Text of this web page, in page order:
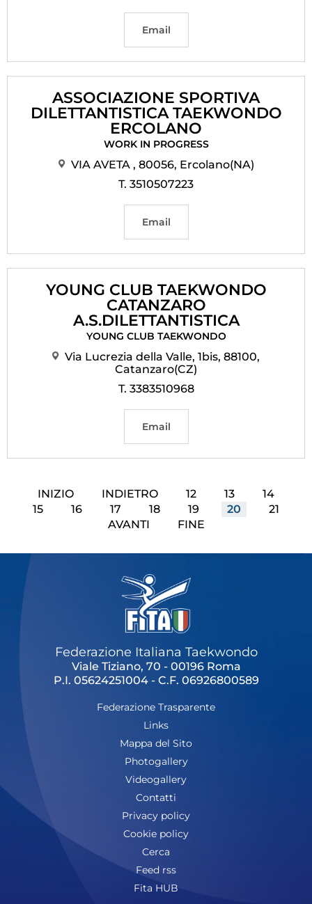
Email
ASSOCIAZIONE SPORTIVA
DILETTANTISTICA TAEKWONDO
ERCOLANO
WORK IN PROGRESS
VIA AVETA , 80056, Ercolano(NA)
T. 3510507223
Email
YOUNG CLUB TAEKWONDO
CATANZARO
A.S.DILETTANTISTICA
YOUNG CLUB TAEKWONDO
Via Lucrezia della Valle, 1bis, 88100,
Catanzaro(CZ)
T. 3383510968
Email
INIZIO INDIETRO 12 13
14
15
16 17 18 19 20
21
AVANTI
FINE
Federazione Italiana Taekwondo
Viale Tiziano, 70 - 00196 Roma
P.I. 05624251004 - C.F. 06926800589
Federazione Trasparente
Links
Mappa del Sito
Photogallery
Videogallery
Contatti
Privacy policy
Cookie policy
Cerca
Feed rss
Fita HUB